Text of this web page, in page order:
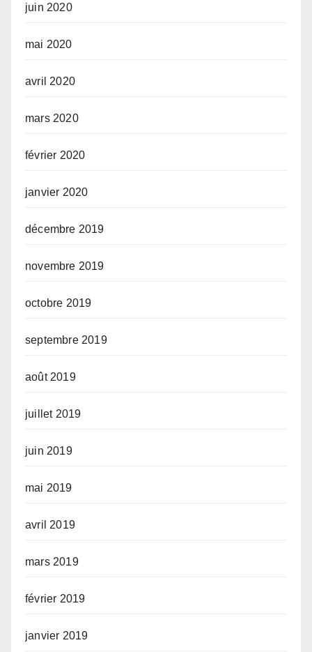
juin 2020
mai 2020
avril 2020
mars 2020
février 2020
janvier 2020
décembre 2019
novembre 2019
octobre 2019
septembre 2019
août 2019
juillet 2019
juin 2019
mai 2019
avril 2019
mars 2019
février 2019
janvier 2019